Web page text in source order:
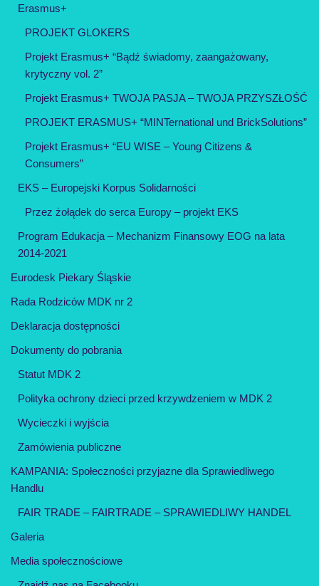
Erasmus+
PROJEKT GLOKERS
Projekt Erasmus+ “Bądź świadomy, zaangażowany,
krytyczny vol. 2”
Projekt Erasmus+ TWOJA PASJA – TWOJA PRZYSZŁOŚĆ
PROJEKT ERASMUS+ “MINTernational und BrickSolutions”
Projekt Erasmus+ “EU WISE – Young Citizens &
Consumers”
EKS – Europejski Korpus Solidarności
Przez żołądek do serca Europy – projekt EKS
Program Edukacja – Mechanizm Finansowy EOG na lata
2014-2021
Eurodesk Piekary Śląskie
Rada Rodziców MDK nr 2
Deklaracja dostępności
Dokumenty do pobrania
Statut MDK 2
Polityka ochrony dzieci przed krzywdzeniem w MDK 2
Wycieczki i wyjścia
Zamówienia publiczne
KAMPANIA: Społeczności przyjazne dla Sprawiedliwego
Handlu
FAIR TRADE – FAIRTRADE – SPRAWIEDLIWY HANDEL
Galeria
Media społecznościowe